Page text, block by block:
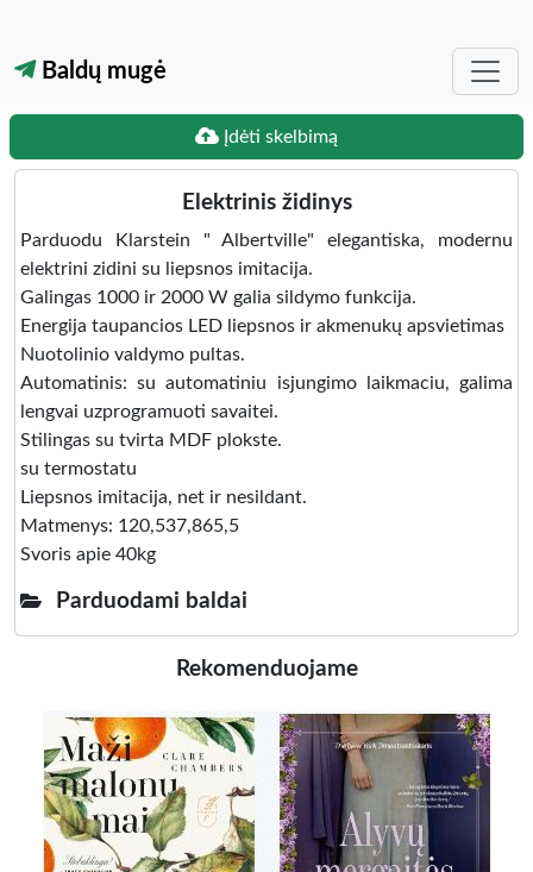
Baldų mugė
Įdėti skelbimą
Elektrinis židinys
Parduodu Klarstein " Albertville" elegantiska, modernu
elektrini zidini su liepsnos imitacija.
Galingas 1000 ir 2000 W galia sildymo funkcija.
Energija taupancios LED liepsnos ir akmenukų apsvietimas
Nuotolinio valdymo pultas.
Automatinis: su automatiniu isjungimo laikmaciu, galima
lengvai uzprogramuoti savaitei.
Stilingas su tvirta MDF plokste.
su termostatu
Liepsnos imitacija, net ir nesildant.
Matmenys: 120,537,865,5
Svoris apie 40kg
Parduodami baldai
Rekomenduojame